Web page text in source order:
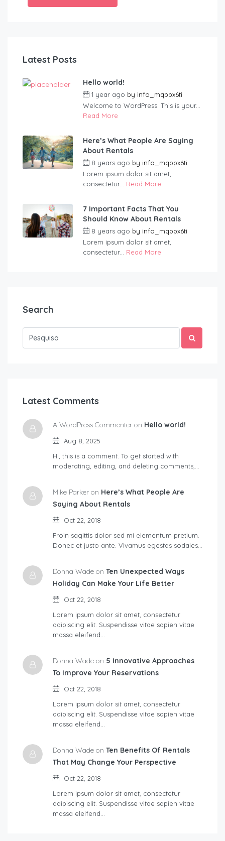
Latest Posts
Hello world!
1 year ago by info_mqppx6ti
Welcome to WordPress. This is your...
Read More
Here’s What People Are Saying
About Rentals
8 years ago by info_mqppx6ti
Lorem ipsum dolor sit amet,
consectetur... Read More
7 Important Facts That You
Should Know About Rentals
8 years ago by info_mqppx6ti
Lorem ipsum dolor sit amet,
consectetur... Read More
Search
Latest Comments
A WordPress Commenter on Hello world!
Aug 8, 2025
Hi, this is a comment. To get started with
moderating, editing, and deleting comments,…
Mike Parker on Here’s What People Are
Saying About Rentals
Oct 22, 2018
Proin sagittis dolor sed mi elementum pretium.
Donec et justo ante. Vivamus egestas sodales…
Donna Wade on Ten Unexpected Ways
Holiday Can Make Your Life Better
Oct 22, 2018
Lorem ipsum dolor sit amet, consectetur
adipiscing elit. Suspendisse vitae sapien vitae
massa eleifend…
Donna Wade on 5 Innovative Approaches
To Improve Your Reservations
Oct 22, 2018
Lorem ipsum dolor sit amet, consectetur
adipiscing elit. Suspendisse vitae sapien vitae
massa eleifend…
Donna Wade on Ten Benefits Of Rentals
That May Change Your Perspective
Oct 22, 2018
Lorem ipsum dolor sit amet, consectetur
adipiscing elit. Suspendisse vitae sapien vitae
massa eleifend…